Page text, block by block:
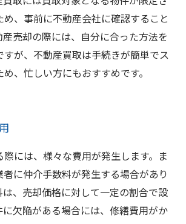
、事前に不動産会社に確認すること
売却の際には、自分に合った方法を
すが、不動産買取は手続きが簡単でス
、忙しい方にもおすすめです。
には、様々な費用が発生します。ま
に仲介手数料が発生する場合があり
は、売却価格に対して一定の割合で設
に欠陥がある場合には、修繕費用がか